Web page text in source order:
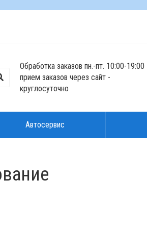
Обработка заказов пн.-пт. 10:00-19:00
прием заказов через сайт -
круглосуточно
Автосервис